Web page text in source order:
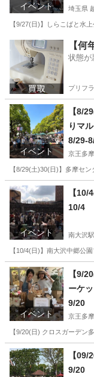
イベント 埼玉県
【9/27(日)】しらこばと水
埼玉 越谷市 越谷
【何
状態が
プリフラ
イベント
【8/
りマ
K)』
8/29-
京王多
【8/29(土)30(日)】多摩セ
東京 多摩市 京王
マルシェ
イベント
【
10/4
南大沢駅
【10/4(日)】南大沢中郷公
東京 八王子市 南
イベント
【9/
ーケッ
9/20
京王多
【9/20(日) クロスガーデ
東京 多摩市 京王
【
9/20